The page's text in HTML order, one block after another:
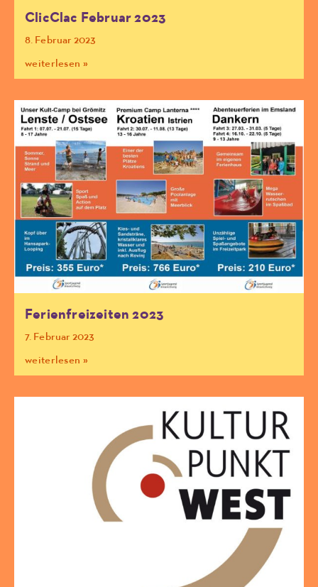
ClicClac Februar 2023
8. Februar 2023
weiterlesen »
Ferienfreizeiten 2023
7. Februar 2023
weiterlesen »